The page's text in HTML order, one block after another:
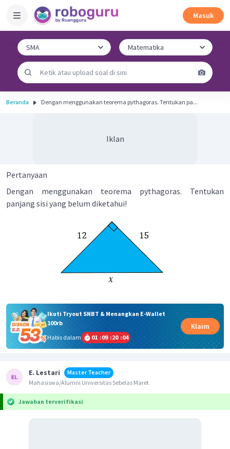
Masuk
Beranda Dengan menggunakan teorema pythagoras. Tentukan pa...
Iklan
Pertanyaan
Dengan menggunakan teorema pythagoras. Tentukan
panjang sisi yang belum diketahui!
Ikuti Tryout SNBT & Menangkan E-Wallet
100rb
Habis dalam
01 :09 :20 :04
Klaim
E. Lestari
Master Teacher
Mahasiswa/Alumni Universitas Sebelas Maret
Jawaban terverifikasi